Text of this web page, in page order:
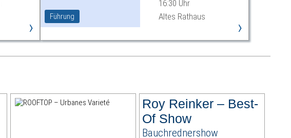
›
Führung
16:30 Uhr
Altes Rathaus
›
Roy Reinker – Best-
Of Show
Bauchrednershow